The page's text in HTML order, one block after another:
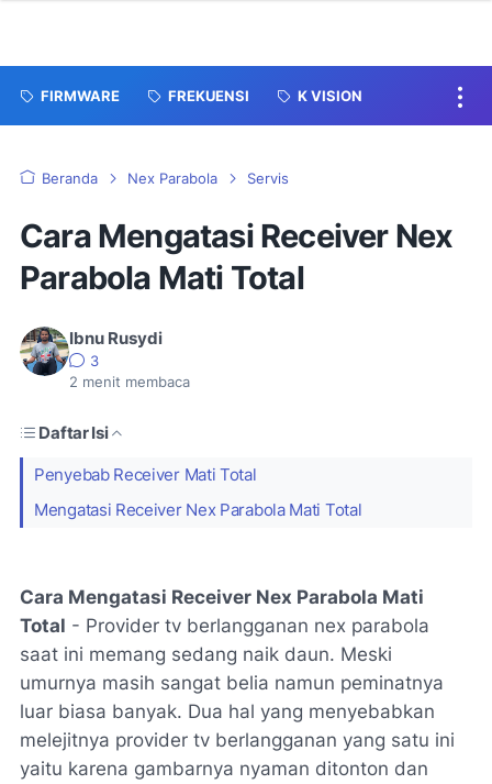
FIRMWARE FREKUENSI K VISION
Beranda Nex Parabola Servis
Cara Mengatasi Receiver Nex
Parabola Mati Total
Ibnu Rusydi
3
2 menit membaca
Daftar Isi
Penyebab Receiver Mati Total
Mengatasi Receiver Nex Parabola Mati Total
Cara Mengatasi Receiver Nex Parabola Mati
Total - Provider tv berlangganan nex parabola
saat ini memang sedang naik daun. Meski
umurnya masih sangat belia namun peminatnya
luar biasa banyak. Dua hal yang menyebabkan
melejitnya provider tv berlangganan yang satu ini
yaitu karena gambarnya nyaman ditonton dan